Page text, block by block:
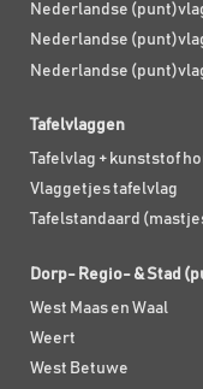
Nederlandse
Nederlandse
Nederlandse
Tafelvlaggen
Tafelvlag + kunststof
Vlaggetjes tafelvlag
Tafelstandaard
Dorp- Regio- & Stad
West Maas en Waal
Weert
West Betuwe